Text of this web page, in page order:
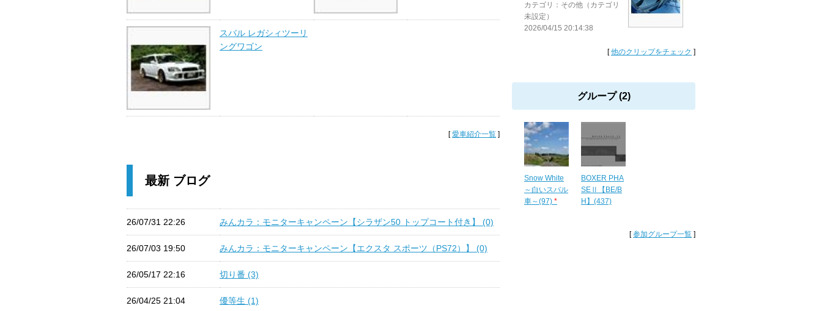
カテゴリ：その他（カテゴリ
未設定）
2026/04/15 20:14:38
[他のクリップをチェック ]
グループ (2)
Snow White
～白いスバル
車～(97) *
BOXER PHA
SEⅡ【BE/B
H】(437)
[参加グループ一覧 ]
スバル レガシィツーリ
ングワゴン
[愛車紹介一覧 ]
最新 ブログ
26/07/31 22:26 みんカラ：モニターキャンペーン【シラザン50 トップコート付き】 (0)
26/07/03 19:50 みんカラ：モニターキャンペーン【エクスタ スポーツ（PS72）】 (0)
26/05/17 22:16 切り番 (3)
26/04/25 21:04 優等生 (1)